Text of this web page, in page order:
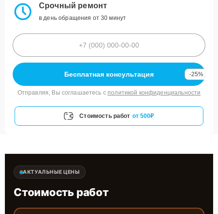
Срочный ремонт
в день обращения от 30 минут
Бесплатная консультация -25%
Отправляя, Вы соглашаетесь с политикой конфиденциальности
Стоимость работ от 500₽
АКТУАЛЬНЫЕ ЦЕНЫ
Стоимость работ